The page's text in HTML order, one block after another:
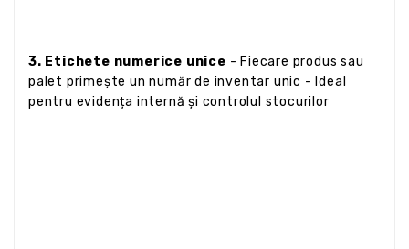
3. Etichete numerice unice - Fiecare produs sau
palet primește un număr de inventar unic - Ideal
pentru evidența internă și controlul stocurilor